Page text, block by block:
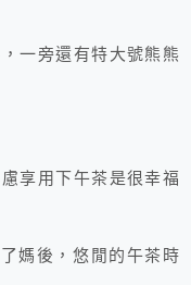
一旁還有特大號熊熊
慮享用下午茶是很幸福
媽後，悠閒的午茶時